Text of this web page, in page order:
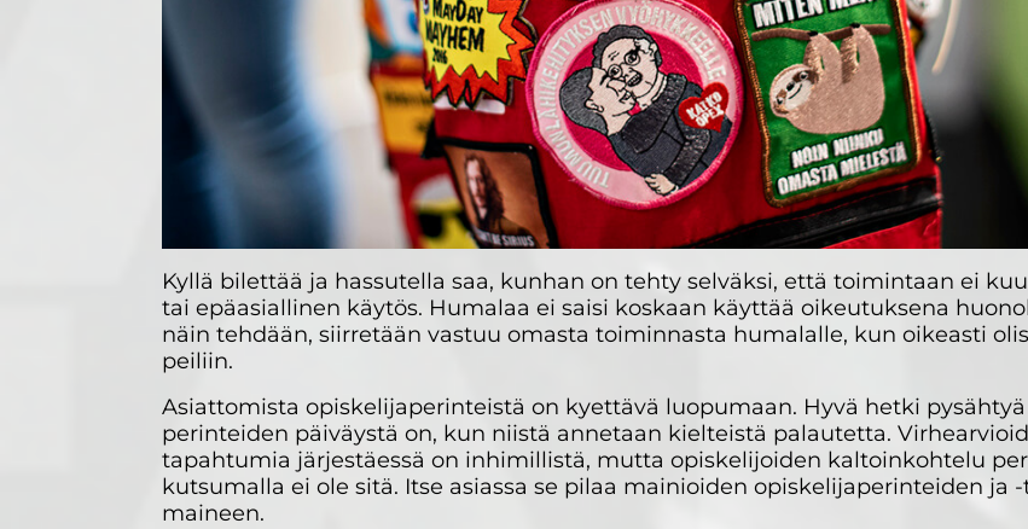
Kyllä bilettää ja hassutella saa, kunhan on tehty selväksi, että toimintaan ei
tai epäasiallinen käytös. Humalaa ei saisi koskaan käyttää oikeutuksena
näin tehdään, siirretään vastuu omasta toiminnasta humalalle, kun oikeasti
peiliin.
Asiattomista opiskelijaperinteistä on kyettävä luopumaan. Hyvä hetki
perinteiden päiväystä on, kun niistä annetaan kielteistä palautetta.
tapahtumia järjestäessä on inhimillistä, mutta opiskelijoiden kaltoinkohtelu
kutsumalla ei ole sitä. Itse asiassa se pilaa mainioiden opiskelijaperinteiden ja
maineen.